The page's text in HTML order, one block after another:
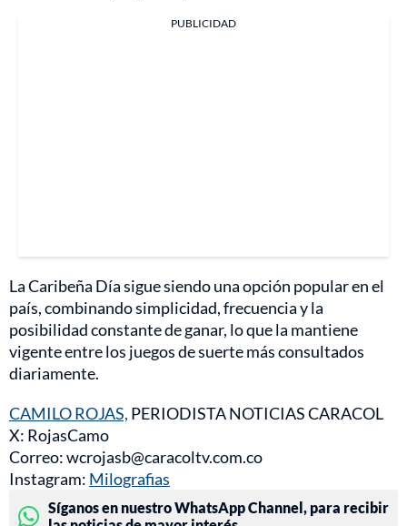
PUBLICIDAD
La Caribeña Día sigue siendo una opción popular en el
país, combinando simplicidad, frecuencia y la
posibilidad constante de ganar, lo que la mantiene
vigente entre los juegos de suerte más consultados
diariamente.
CAMILO ROJAS, PERIODISTA NOTICIAS CARACOL
X: RojasCamo
Correo: wcrojasb@caracoltv.com.co
Instagram: Milografias
Síganos en nuestro WhatsApp Channel, para recibir